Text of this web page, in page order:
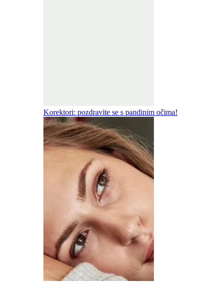
Korektori: pozdravite se s pandinim očima!